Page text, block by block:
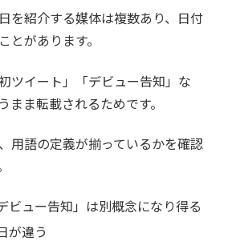
を紹介する媒体は複数あり、日付
とがあります。
ツイート」「デビュー告知」な
まま転載されるためです。
用語の定義が揃っているかを確認
ビュー告知」は別概念になり得る
が違う